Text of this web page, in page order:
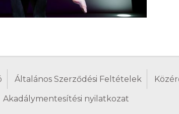
Általános Szerződési Feltételek
Akadálymentesítési nyilatkozat